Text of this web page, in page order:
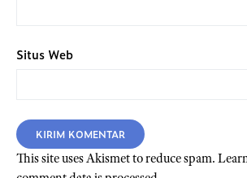
Situs Web
This site uses Akismet to reduce spam.